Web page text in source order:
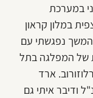
במערכת
במלון קראון
נפגשתי עם
של המפלגה בתל
ארד
ודיבר איתי גם